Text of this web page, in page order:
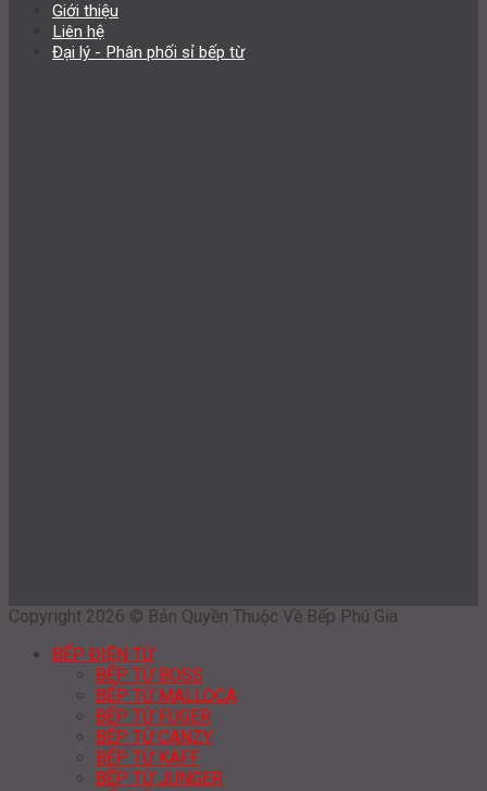
Giới thiệu
Liên hệ
Đại lý - Phân phối sỉ bếp từ
Copyright 2026 © Bản Quyền Thuộc Về Bếp Phú Gia
BẾP ĐIỆN TỪ
BẾP TỪ BOSS
BẾP TỪ MALLOCA
BẾP TỪ FUGER
BẾP TỪ CANZY
BẾP TỪ KAFF
BẾP TỪ JUNGER